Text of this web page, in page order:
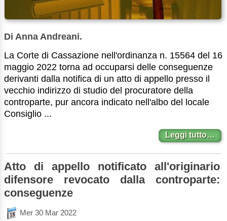
Di Anna Andreani.
La Corte di Cassazione nell'ordinanza n. 15564 del 16
maggio 2022 torna ad occuparsi delle conseguenze
derivanti dalla notifica di un atto di appello presso il
vecchio indirizzo di studio del procuratore della
controparte, pur ancora indicato nell'albo del locale
Consiglio ...
Leggi tutto…
Atto di appello notificato all'originario
difensore revocato dalla controparte:
conseguenze
Mer 30 Mar 2022